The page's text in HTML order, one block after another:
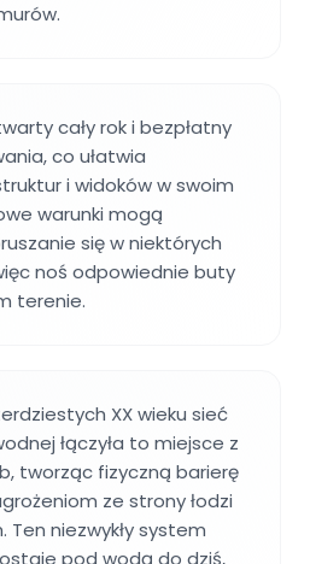
cały rok i bezpłatny
co ułatwia
i widoków w swoim
warunki mogą
się w niektórych
noś odpowiednie buty
terenie.
XX wieku sieć
łączyła to miejsce z
tworząc fizyczną barierę
ze strony łodzi
Ten niezwykły system
pod wodą do dziś,